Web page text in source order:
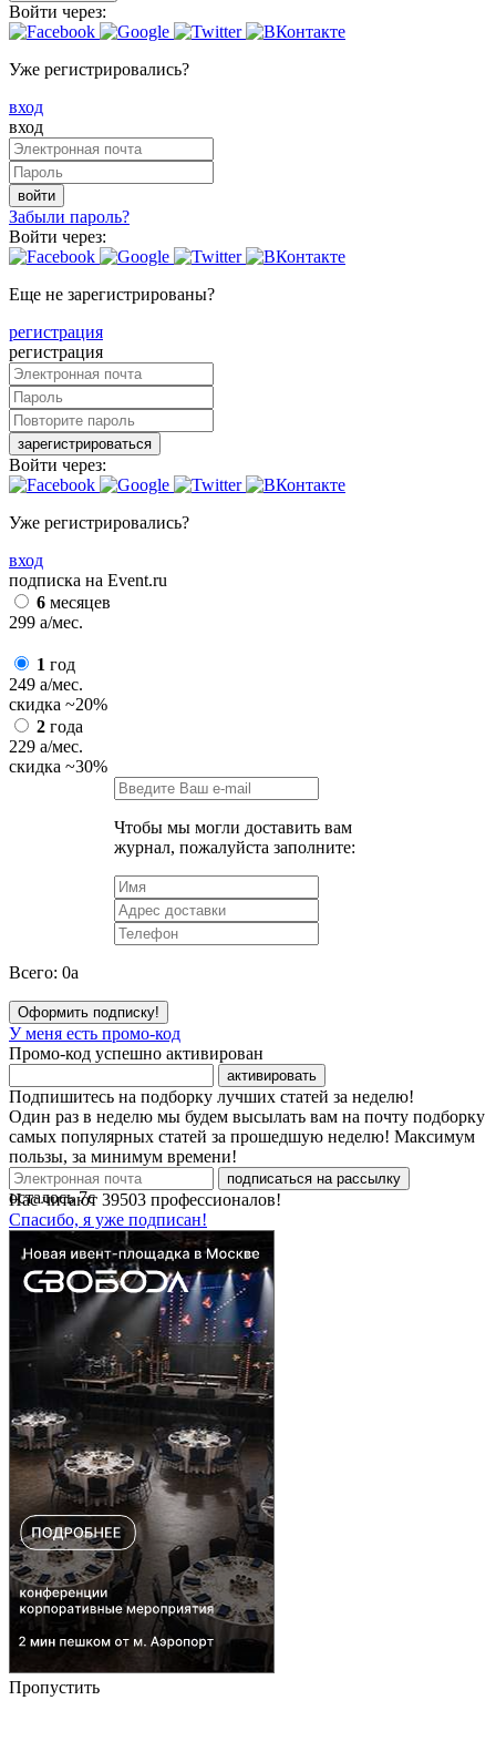
Войти через:
Уже регистрировались?
вход
вход
войти
Забыли пароль?
Войти через:
Еще не зарегистрированы?
регистрация
регистрация
зарегистрироваться
Войти через:
Уже регистрировались?
вход
подписка на Event.ru
6 месяцев
299 a/мес.
1 год
249 a/мес.
скидка ~20%
2 года
229 a/мес.
скидка ~30%
Чтобы мы могли доставить вам
журнал, пожалуйста заполните:
Всего: 0a
Оформить подписку!
У меня есть промо-код
Промо-код успешно активирован
активировать
Подпишитесь на подборку лучших статей за неделю!
Один раз в неделю мы будем высылать вам на почту подборку
самых популярных статей за прошедшую неделю! Максимум
пользы, за минимум времени!
подписаться на рассылку
Нас читают 39503 профессионалов!
Спасибо, я уже подписан!
осталось7с
Пропустить